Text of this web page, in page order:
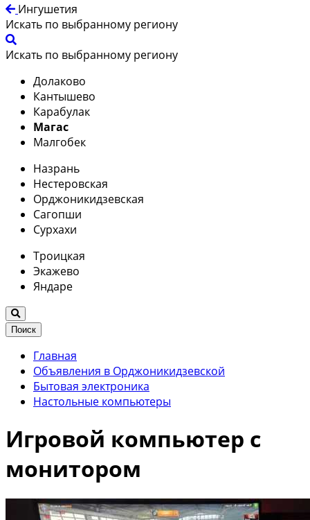
Ингушетия
Искать по выбранному региону
Искать по выбранному региону
Долаково
Кантышево
Карабулак
Магас
Малгобек
Назрань
Нестеровская
Орджоникидзевская
Сагопши
Сурхахи
Троицкая
Экажево
Яндаре
Поиск
Главная
Объявления в Орджоникидзевской
Бытовая электроника
Настольные компьютеры
Игровой компьютер с
монитором